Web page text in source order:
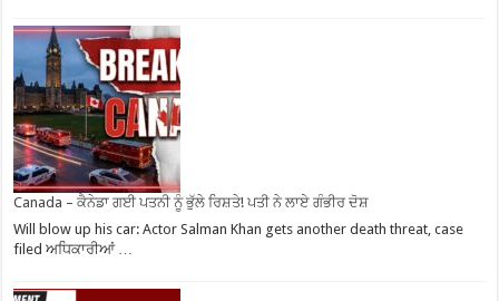
Canada – ਕੈਨੇਡਾ ਗਈ ਪਤਨੀ ਨੂੰ ਭੁੱਲੇ ਰਿਸ਼ਤੇ! ਪਤੀ ਨੇ ਲਾਏ ਗੰਭੀਰ ਦੋਸ਼
Will blow up his car: Actor Salman Khan gets another death threat, case
filed ਅਧਿਕਾਰੀਆਂ …